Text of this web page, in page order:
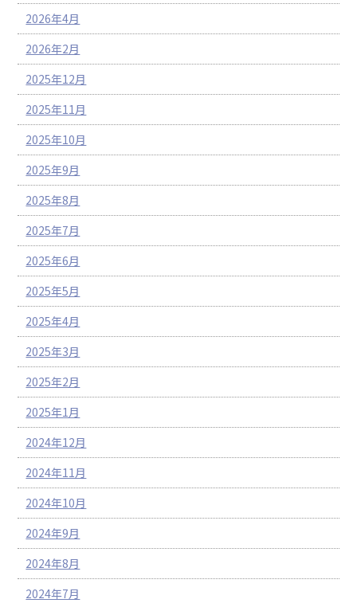
2026年4月
2026年2月
2025年12月
2025年11月
2025年10月
2025年9月
2025年8月
2025年7月
2025年6月
2025年5月
2025年4月
2025年3月
2025年2月
2025年1月
2024年12月
2024年11月
2024年10月
2024年9月
2024年8月
2024年7月